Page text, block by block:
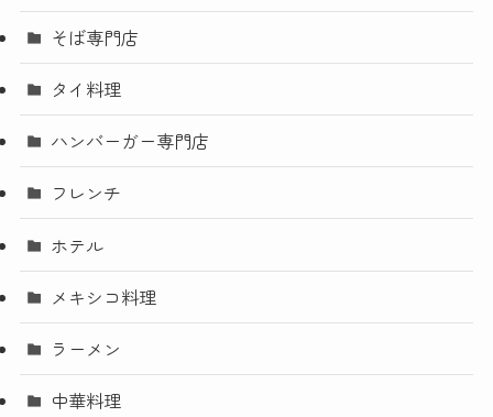
そば専門店
タイ料理
ハンバーガー専門店
フレンチ
ホテル
メキシコ料理
ラーメン
中華料理